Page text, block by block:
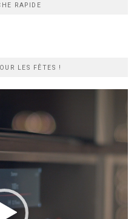
RAPIDE
LES FÊTES !